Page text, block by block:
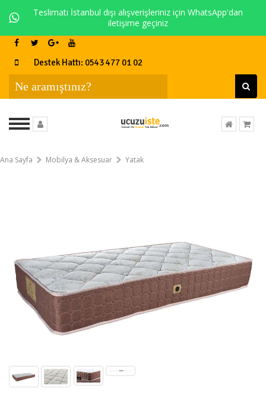
Teslimatı İstanbul dışı alışverişleriniz için WhatsApp'dan
iletişime geçiniz
Destek Hattı: 0543 477 01 02
Ana Sayfa Mobilya & Aksesuar Yatak